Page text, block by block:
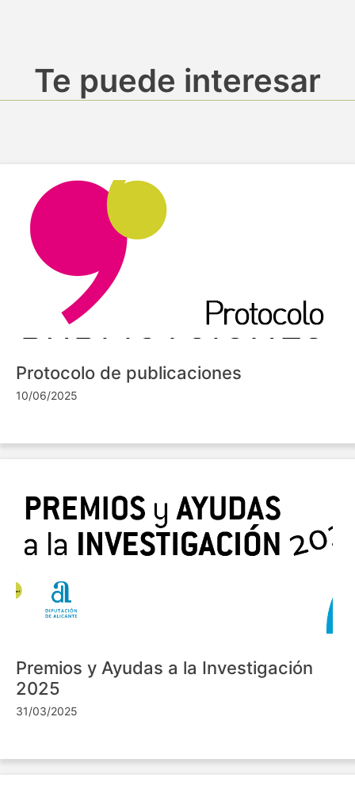
Te puede interesar
Protocolo de publicaciones
10/06/2025
Premios y Ayudas a la Investigación
2025
31/03/2025